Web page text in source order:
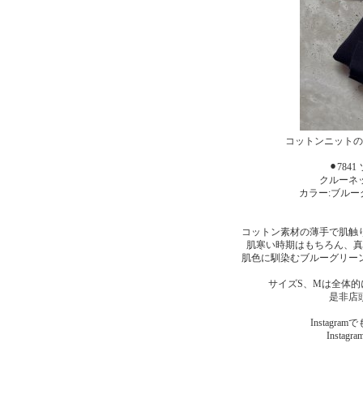
コットンニット
⚫︎7841
クルーネ
カラー:ブル
コットン素材の薄手で肌
肌寒い時期はもちろん、
肌色に馴染むブルーグリ
サイズS、Mは全体
是非店
Instagram